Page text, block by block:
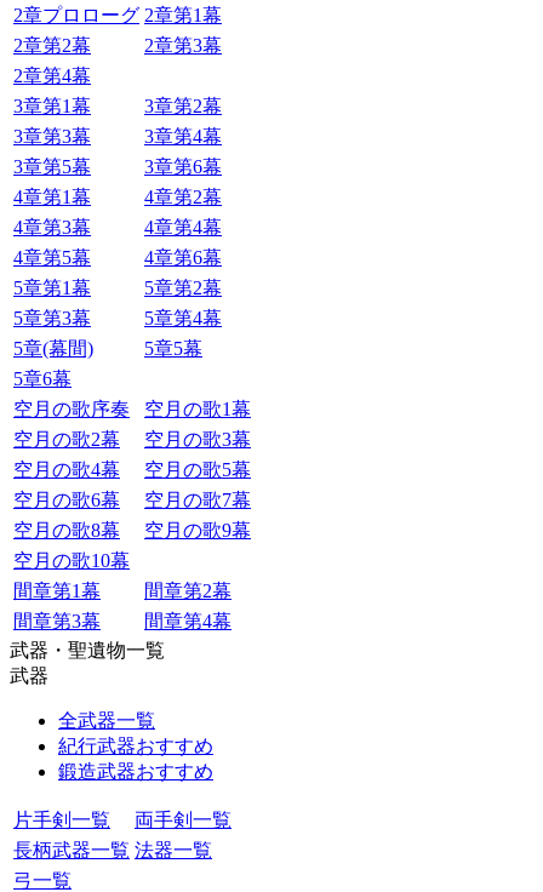
2章プロローグ 2章第1幕
2章第2幕
2章第3幕
2章第4幕
3章第1幕
3章第2幕
3章第3幕
3章第4幕
3章第5幕
3章第6幕
4章第1幕
4章第2幕
4章第3幕
4章第4幕
4章第5幕
4章第6幕
5章第1幕
5章第2幕
5章第3幕
5章第4幕
5章(幕間)
5章5幕
5章6幕
空月の歌序奏
空月の歌1幕
空月の歌2幕
空月の歌3幕
空月の歌4幕
空月の歌5幕
空月の歌6幕
空月の歌7幕
空月の歌8幕
空月の歌9幕
空月の歌10幕
間章第1幕
間章第2幕
間章第3幕
間章第4幕
武器・聖遺物一覧
武器
全武器一覧
紀行武器おすすめ
鍛造武器おすすめ
片手剣一覧
両手剣一覧
長柄武器一覧 法器一覧
弓一覧